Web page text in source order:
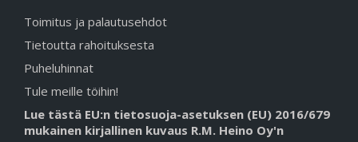
Toimitus ja palautusehdot
Tietoutta rahoituksesta
Puheluhinnat
Tule meille töihin!
Lue tästä EU:n tietosuoja-asetuksen (EU) 2016/679
mukainen kirjallinen kuvaus R.M. Heino Oy'n